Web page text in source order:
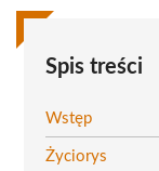
Spis treści
Wstęp
Życiorys